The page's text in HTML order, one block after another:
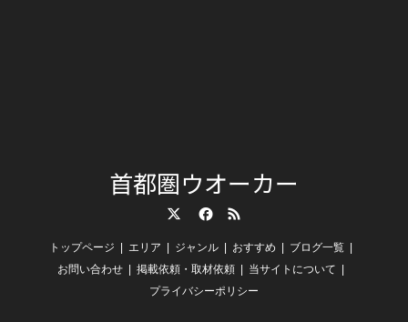
首都圏ウオーカー
トップページ エリア ジャンル おすすめ
ブログ一覧
お問い合わせ
掲載依頼・取材依頼
当サイトについて
プライバシーポリシー